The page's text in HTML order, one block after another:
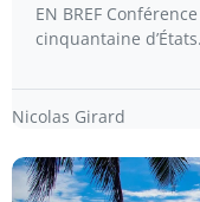
EN BREF
cinquantaine d’États.
Nicolas Girard